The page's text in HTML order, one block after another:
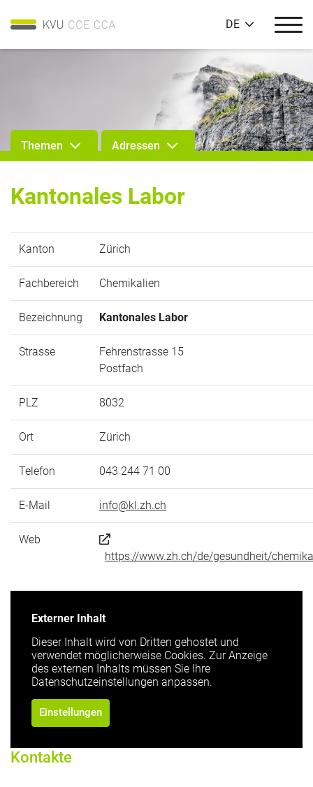
DE
Themen Adressen
Kantonales Labor
Kanton Zürich
Fachbereich Chemikalien
Bezeichnung Kantonales Labor
Strasse
Fehrenstrasse 15
Postfach
PLZ 8032
Ort Zürich
Telefon 043 244 71 00
E-Mail info@kl.zh.ch
Web
https://www.zh.ch/de/gesundheit/
Externer Inhalt
Dieser Inhalt wird von Dritten gehostet und
verwendet möglicherweise Cookies. Zur Anzeige
des externen Inhalts müssen Sie Ihre
Datenschutzeinstellungen anpassen.
Einstellungen
Kontakte